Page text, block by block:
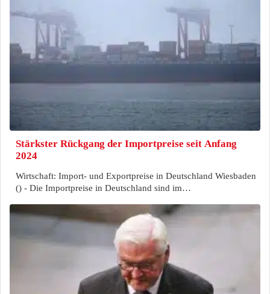
Stärkster Rückgang der Importpreise seit Anfang
2024
Wirtschaft: Import- und Exportpreise in Deutschland Wiesbaden
() - Die Importpreise in Deutschland sind im…